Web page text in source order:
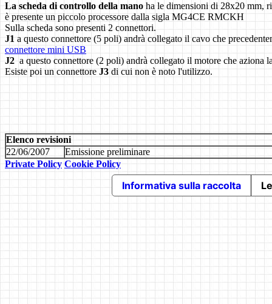
La scheda di controllo della mano ha le dimensioni di 28x20 mm,
è presente un piccolo processore dalla sigla MG4CE RMCKH
Sulla scheda sono presenti 2 connettori.
J1 a questo connettore (5 poli) andrà collegato il cavo che
connettore mini USB
J2 a questo connettore (2 poli) andrà collegato il motore che aziona
Esiste poi un connettore J3 di cui non è noto l'utilizzo.
Elenco revisioni
22/06/2007
Emissione preliminare
Private Policy Cookie Policy
Informativa sulla raccolta